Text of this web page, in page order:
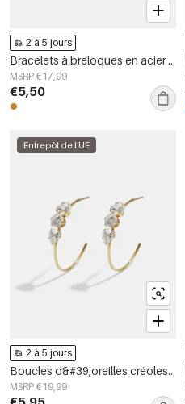
2 à 5 jours
Bracelets à breloques en acier inoxydable, forme géométrique, collection Simple Daily Simple, bijoux pour femmes
MSRP €17,99
€5,50
Entrepôt de l'UE
2 à 5 jours
Boucles d&#39;oreilles créoles en acier inoxydable, style simple et quotidien, collection de bijoux pour femmes
MSRP €19,99